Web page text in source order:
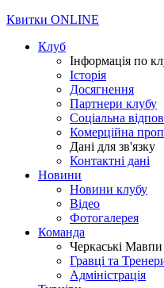
Квитки ONLINE
Клуб
Інформація по
Історія
Досягнення
Партнери клубу
Соціальна
Комерційна
Дані для зв'язку
Контактні дані
Новини
Новини клубу
Відео
Фотогалерея
Команда
Черкаські Мавпи
Гравці та
Адміністрація